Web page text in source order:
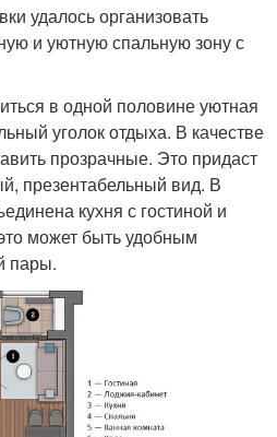
удалось организовать
и уютную спальную зону с
в одной половине уютная
уголок отдыха. В качестве
прозрачные. Это придаст
презентабельный вид. В
кухня с гостиной и
может быть удобным
пары.